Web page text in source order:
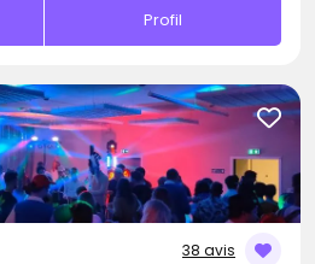
Profil
38 avis